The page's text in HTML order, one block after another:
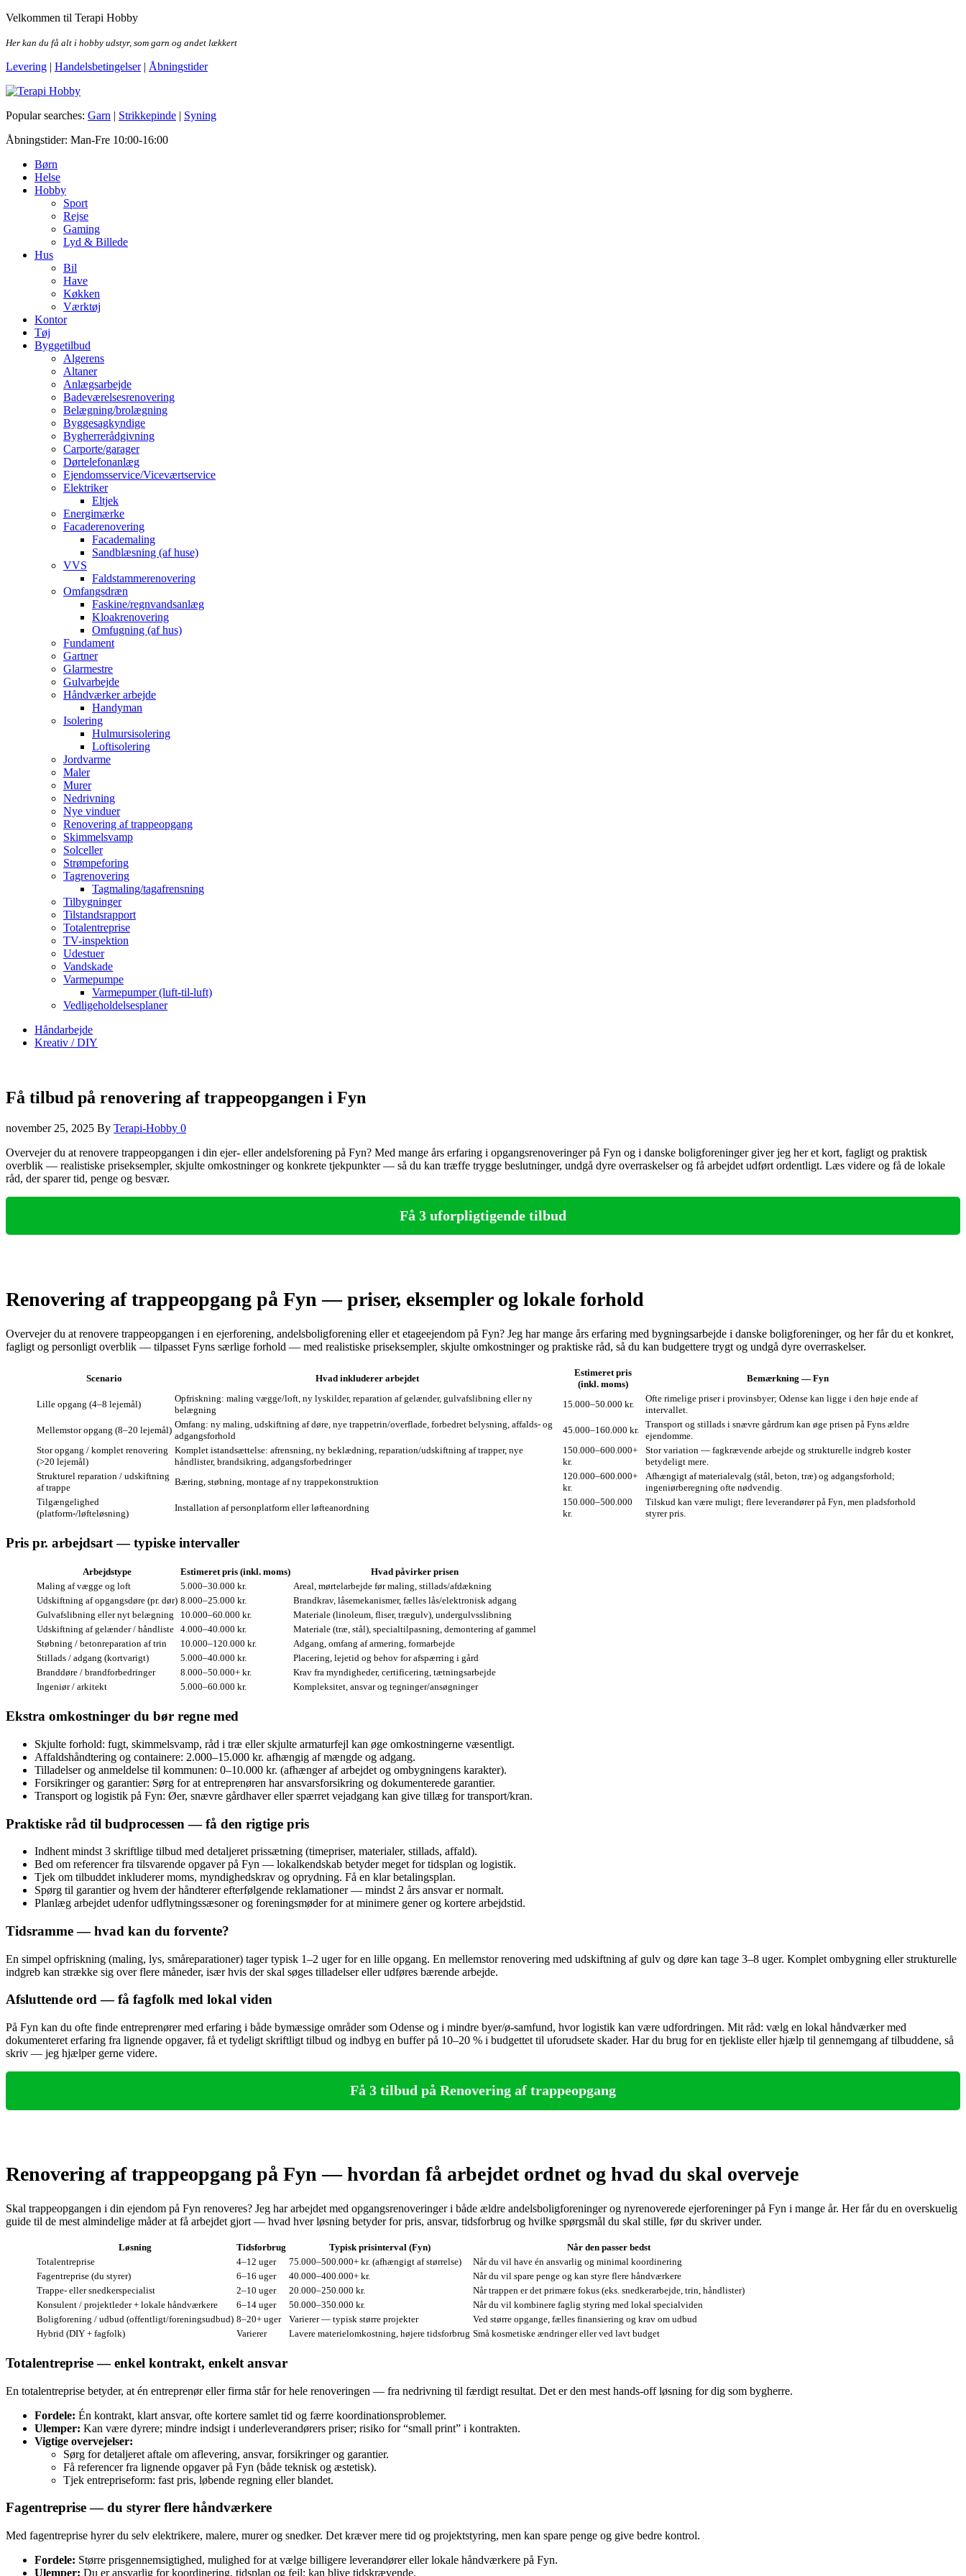
Skip
the
Velkommen til Terapi Hobby
Her kan du få alt i hobby udstyr, som garn og andet lækkert
Levering | Handelsbetingelser| Åbningstider
Terapi Hobby
Popular searches: Garn | Strikkepinde | Syning
Åbningstider: Man-Fre 10:00-16:00
Børn
Helse
Hobby
Sport
Rejse
Gaming
Lyd & Billede
Hus
Bil
Have
Køkken
Værktøj
Kontor
Tøj
Byggetilbud
Algerens
Altaner
Anlægsarbejde
Badeværelsesrenovering
Belægning/brolægning
Byggesagkyndige
Bygherrerådgivning
Carporte/garager
Dørtelefonanlæg
Ejendomsservice/Viceværtservice
Elektriker
Eltjek
Energimærke
Facaderenovering
Facademaling
Sandblæsning (af huse)
VVS
Faldstammerenovering
Omfangsdræn
Faskine/regnvandsanlæg
Kloakrenovering
Omfugning (af hus)
Fundament
Gartner
Glarmestre
Gulvarbejde
Håndværker arbejde
Handyman
Isolering
Hulmursisolering
Loftisolering
Jordvarme
Maler
Murer
Nedrivning
Nye vinduer
Renovering af trappeopgang
Skimmelsvamp
Solceller
Strømpeforing
Tagrenovering
Tagmaling/tagafrensning
Tilbygninger
Tilstandsrapport
Totalentreprise
TV-inspektion
Udestuer
Vandskade
Varmepumpe
Varmepumper (luft-til-luft)
Vedligeholdelsesplaner
Håndarbejde
Kreativ / DIY
Få tilbud på renovering af trappeopgangen i Fyn
november 25, 2025 By Terapi-Hobby 0
Overvejer du at renovere trappeopgangen i din ejer‑ eller andelsforening på Fyn? Med mange års erfaring i opgangsrenoveringer på Fyn og i danske boligforeninger giver jeg her et kort, fagligt og praktisk
overblik — realistiske priseksempler, skjulte omkostninger og konkrete tjekpunkter — så du kan træffe trygge beslutninger, undgå dyre overraskelser og få arbejdet udført ordentligt. Læs videre og få de lokale
råd, der sparer tid, penge og besvær.
Få 3 uforpligtigende tilbud
Renovering af trappeopgang på Fyn — priser, eksempler og lokale forhold
Overvejer du at renovere trappeopgangen i en ejerforening, andelsboligforening eller et etageejendom på Fyn? Jeg har mange års erfaring med bygningsarbejde i danske boligforeninger, og her får du et konkret,
fagligt og personligt overblik — tilpasset Fyns særlige forhold — med realistiske priseksempler, skjulte omkostninger og praktiske råd, så du kan budgettere trygt og undgå dyre overraskelser.
Scenario Hvad inkluderer arbejdet
Estimeret pris
(inkl. moms)
Bemærkning — Fyn
Lille opgang (4–8 lejemål)
Opfriskning: maling vægge/loft, ny lyskilder, reparation af gelænder, gulvafslibning eller ny
belægning
15.000–50.000 kr.
Ofte rimelige priser i provinsbyer; Odense kan ligge i den høje ende af
intervallet.
Mellemstor opgang (8–20 lejemål)
Omfang: ny maling, udskiftning af døre, nye trappetrin/overflade, forbedret belysning, affalds- og
adgangsforhold
45.000–160.000 kr.
Transport og stillads i snævre gårdrum kan øge prisen på Fyns ældre
ejendomme.
Stor opgang / komplet renovering
(>20 lejemål)
Komplet istandsættelse: afrensning, ny beklædning, reparation/udskiftning af trapper, nye
håndlister, brandsikring, adgangsforbedringer
150.000–600.000+
kr.
Stor variation — fagkrævende arbejde og strukturelle indgreb koster
betydeligt mere.
Strukturel reparation / udskiftning
af trappe
Bæring, støbning, montage af ny trappekonstruktion
120.000–600.000+
kr.
Afhængigt af materialevalg (stål, beton, træ) og adgangsforhold;
ingeniørberegning ofte nødvendig.
Tilgængelighed
(platform-/løfteløsning)
Installation af personplatform eller løfteanordning
150.000–500.000
kr.
Tilskud kan være muligt; flere leverandører på Fyn, men pladsforhold
styrer pris.
Pris pr. arbejdsart — typiske intervaller
Arbejdstype Estimeret pris (inkl. moms)
Hvad påvirker prisen
Maling af vægge og loft
5.000–30.000 kr.
Areal, mørtelarbejde før maling, stillads/afdækning
Udskiftning af opgangsdøre (pr. dør) 8.000–25.000 kr.
Brandkrav, låsemekanismer, fælles lås/elektronisk adgang
Gulvafslibning eller nyt belægning
10.000–60.000 kr.
Materiale (linoleum, fliser, trægulv), undergulvsslibning
Udskiftning af gelænder / håndliste 4.000–40.000 kr.
Materiale (træ, stål), specialtilpasning, demontering af gammel
Støbning / betonreparation af trin
10.000–120.000 kr.
Adgang, omfang af armering, formarbejde
Stillads / adgang (kortvarigt)
5.000–40.000 kr.
Placering, lejetid og behov for afspærring i gård
Branddøre / brandforbedringer
8.000–50.000+ kr.
Krav fra myndigheder, certificering, tætningsarbejde
Ingeniør / arkitekt
5.000–60.000 kr. Kompleksitet, ansvar og tegninger/ansøgninger
Ekstra omkostninger du bør regne med
Skjulte forhold: fugt, skimmelsvamp, råd i træ eller skjulte armaturfejl kan øge omkostningerne væsentligt.
Affaldshåndtering og containere: 2.000–15.000 kr. afhængig af mængde og adgang.
Tilladelser og anmeldelse til kommunen: 0–10.000 kr. (afhænger af arbejdet og ombygningens karakter).
Forsikringer og garantier: Sørg for at entreprenøren har ansvarsforsikring og dokumenterede garantier.
Transport og logistik på Fyn: Øer, snævre gårdhaver eller spærret vejadgang kan give tillæg for transport/kran.
Praktiske råd til budprocessen — få den rigtige pris
Indhent mindst 3 skriftlige tilbud med detaljeret prissætning (timepriser, materialer, stillads, affald).
Bed om referencer fra tilsvarende opgaver på Fyn — lokalkendskab betyder meget for tidsplan og logistik.
Tjek om tilbuddet inkluderer moms, myndighedskrav og oprydning. Få en klar betalingsplan.
Spørg til garantier og hvem der håndterer efterfølgende reklamationer — mindst 2 års ansvar er normalt.
Planlæg arbejdet udenfor udflytningssæsoner og foreningsmøder for at minimere gener og kortere arbejdstid.
Tidsramme — hvad kan du forvente?
En simpel opfriskning (maling, lys, småreparationer) tager typisk 1–2 uger for en lille opgang. En mellemstor renovering med udskiftning af gulv og døre kan tage 3–8 uger. Komplet ombygning eller strukturelle
indgreb kan strække sig over flere måneder, især hvis der skal søges tilladelser eller udføres bærende arbejde.
Afsluttende ord — få fagfolk med lokal viden
På Fyn kan du ofte finde entreprenører med erfaring i både bymæssige områder som Odense og i mindre byer/ø-samfund, hvor logistik kan være udfordringen. Mit råd: vælg en lokal håndværker med
dokumenteret erfaring fra lignende opgaver, få et tydeligt skriftligt tilbud og indbyg en buffer på 10–20 % i budgettet til uforudsete skader. Har du brug for en tjekliste eller hjælp til gennemgang af tilbuddene, så
skriv — jeg hjælper gerne videre.
Få 3 tilbud på Renovering af trappeopgang
Renovering af trappeopgang på Fyn — hvordan få arbejdet ordnet og hvad du skal overveje
Skal trappeopgangen i din ejendom på Fyn renoveres? Jeg har arbejdet med opgangsrenoveringer i både ældre andelsboligforeninger og nyrenoverede ejerforeninger på Fyn i mange år. Her får du en overskuelig
guide til de mest almindelige måder at få arbejdet gjort — hvad hver løsning betyder for pris, ansvar, tidsforbrug og hvilke spørgsmål du skal stille, før du skriver under.
Løsning Tidsforbrug Typisk prisinterval (Fyn)
Når den passer bedst
Totalentreprise
4–12 uger 75.000–500.000+ kr. (afhængigt af størrelse)
Når du vil have én ansvarlig og minimal koordinering
Fagentreprise (du styrer)
6–16 uger 40.000–400.000+ kr.
Når du vil spare penge og kan styre flere håndværkere
Trappe- eller snedkerspecialist
2–10 uger 20.000–250.000 kr.
Når trappen er det primære fokus (eks. snedkerarbejde, trin, håndlister)
Konsulent / projektleder + lokale håndværkere
6–14 uger 50.000–350.000 kr.
Når du vil kombinere faglig styring med lokal specialviden
Boligforening / udbud (offentligt/foreningsudbud) 8–20+ uger Varierer — typisk større projekter
Ved større opgange, fælles finansiering og krav om udbud
Hybrid (DIY + fagfolk)
Varierer Lavere materielomkostning, højere tidsforbrug Små kosmetiske ændringer eller ved lavt budget
Totalentreprise — enkel kontrakt, enkelt ansvar
En totalentreprise betyder, at én entreprenør eller firma står for hele renoveringen — fra nedrivning til færdigt resultat. Det er den mest hands-off løsning for dig som bygherre.
Fordele: Én kontrakt, klart ansvar, ofte kortere samlet tid og færre koordinationsproblemer.
Ulemper: Kan være dyrere; mindre indsigt i underleverandørers priser; risiko for “small print” i kontrakten.
Vigtige overvejelser:
Sørg for detaljeret aftale om aflevering, ansvar, forsikringer og garantier.
Få referencer fra lignende opgaver på Fyn (både teknisk og æstetisk).
Tjek entrepriseform: fast pris, løbende regning eller blandet.
Fagentreprise — du styrer flere håndværkere
Med fagentreprise hyrer du selv elektrikere, malere, murer og snedker. Det kræver mere tid og projektstyring, men kan spare penge og give bedre kontrol.
Fordele: Større prisgennemsigtighed, mulighed for at vælge billigere leverandører eller lokale håndværkere på Fyn.
Ulemper: Du er ansvarlig for koordinering, tidsplan og fejl; kan blive tidskrævende.